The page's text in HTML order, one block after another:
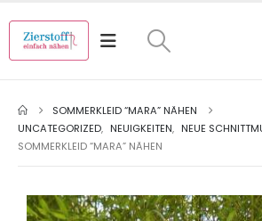
SOMMERKLEID “MARA” NÄHEN
UNCATEGORIZED, NEUIGKEITEN, NEUE
SOMMERKLEID “MARA” NÄHEN